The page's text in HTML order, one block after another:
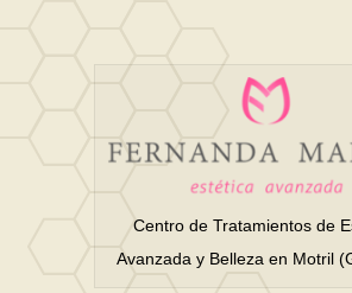
Centro de Tratamientos de
Avanzada y Belleza en Motril